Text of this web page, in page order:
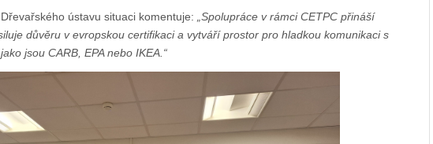
ústavu situaci komentuje: „Spolupráce v rámci CETPC přináší
důvěru v evropskou certifikaci a vytváří prostor pro hladkou komunikaci s
jsou CARB, EPA nebo IKEA.“